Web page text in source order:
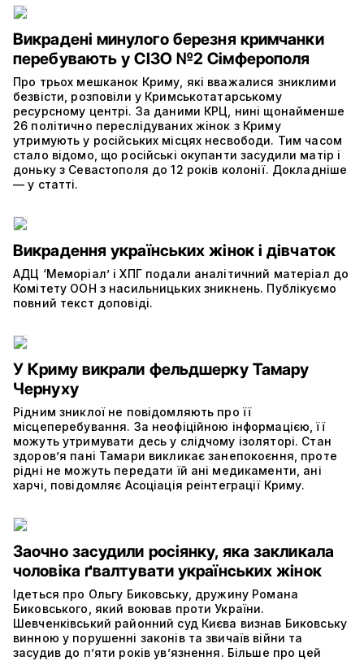
Викрадені минулого березня кримчанки
перебувають у СІЗО №2 Сімферополя
Про трьох мешканок Криму, які вважалися зниклими
безвісти, розповіли у Кримськотатарському
ресурсному центрі. За даними КРЦ, нині щонайменше
26 політично переслідуваних жінок з Криму
утримують у російських місцях несвободи. Тим часом
стало відомо, що російські окупанти засудили матір і
доньку з Севастополя до 12 років колонії. Докладніше
— у статті.
Викрадення українських жінок і дівчаток
АДЦ ‘Меморіал’ і ХПГ подали аналітичний матеріал до
Комітету ООН з насильницьких зникнень. Публікуємо
повний текст доповіді.
У Криму викрали фельдшерку Тамару
Чернуху
Рідним зниклої не повідомляють про її
місцеперебування. За неофіційною інформацією, її
можуть утримувати десь у слідчому ізоляторі. Стан
здоров’я пані Тамари викликає занепокоєння, проте
рідні не можуть передати їй ані медикаменти, ані
харчі, повідомляє Асоціація реінтеграції Криму.
Заочно засудили росіянку, яка закликала
чоловіка ґвалтувати українських жінок
Ідеться про Ольгу Биковську, дружину Романа
Биковського, який воював проти України.
Шевченківський районний суд Києва визнав Биковську
винною у порушенні законів та звичаїв війни та
засудив до п’яти років ув’язнення. Більше про цей